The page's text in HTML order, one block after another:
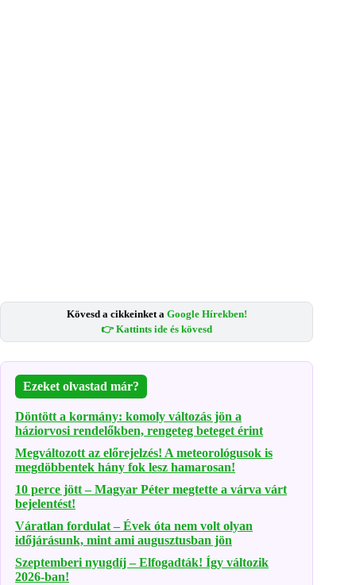
Kövesd a cikkeinket a Google Hírekben!
👉 Kattints ide és kövesd
Ezeket olvastad már?
Döntött a kormány: komoly változás jön a
háziorvosi rendelőkben, rengeteg beteget érint
Megváltozott az előrejelzés! A meteorológusok is
megdöbbentek hány fok lesz hamarosan!
10 perce jött – Magyar Péter megtette a várva várt
bejelentést!
Váratlan fordulat – Évek óta nem volt olyan
időjárásunk, mint ami augusztusban jön
Szeptemberi nyugdíj – Elfogadták! Így változik
2026-ban!